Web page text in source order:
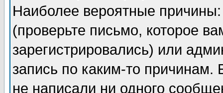
Наиболее вероятные
(проверьте письмо, которое
зарегистрировались) или
запись по каким-то
не написали ни одного